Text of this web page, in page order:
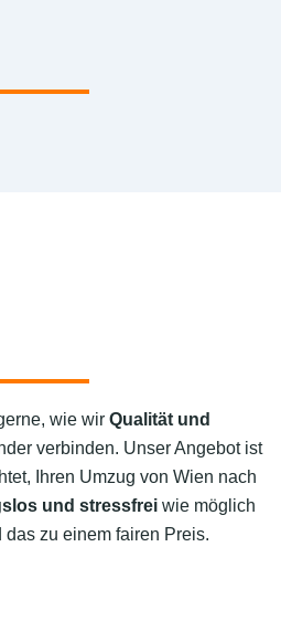
wie wir Qualität und
verbinden. Unser Angebot ist
Ihren Umzug von Wien nach
und stressfrei wie möglich
das zu einem fairen Preis.